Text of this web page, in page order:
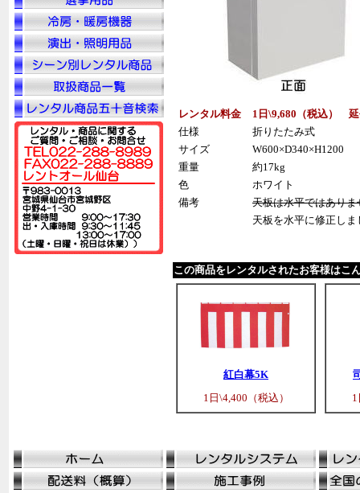
レンタル料金
1日\9,680（税込）
仕様
折りたたみ式
サイズ
W600×D340×H1200
重量
約17kg
色
ホワイト
備考
天板は水平ではあり
天板を水平に修正しま
この商品をレンタルされたお客様はこ
紅白幕5K
1日\4,400（税込）